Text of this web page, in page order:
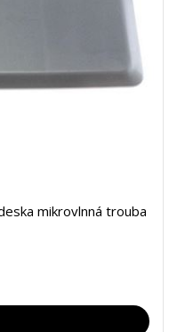
mikrovlnná trouba